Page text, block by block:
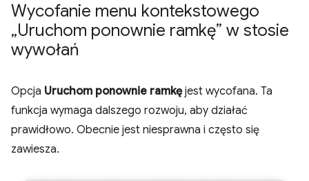
Wycofanie menu kontekstowego
„Uruchom ponownie ramkę” w stosie
wywołań
Opcja Uruchom ponownie ramkęjest wycofana. Ta
funkcja wymaga dalszego rozwoju, aby działać
prawidłowo. Obecnie jest niesprawna i często się
zawiesza.